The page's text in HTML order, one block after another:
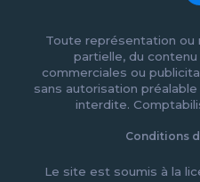
Toute représentation ou
partielle, du
commerciales ou
sans autorisation
interdite.
Conditions
Le site est soumis à la